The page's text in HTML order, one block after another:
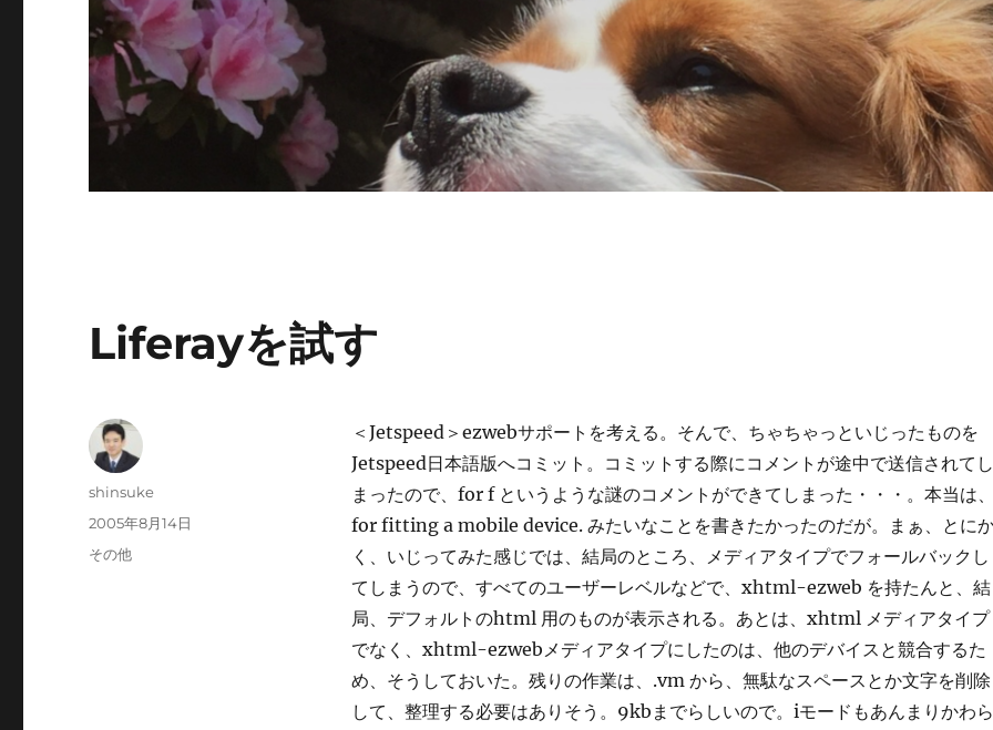
Liferayを試す
＜Jetspeed＞ezwebサポートを考える。そんで、ちゃちゃっといじったものを
Jetspeed日本語版へコミット。コミットする際にコメントが途中で送信されてし
まったので、for f というような謎のコメントができてしまった・・・。本当は
for fitting a mobile device. みたいなことを書きたかったのだが。まぁ、とに
く、いじってみた感じでは、結局のところ、メディアタイプでフォールバックし
てしまうので、すべてのユーザーレベルなどで、xhtml-ezweb を持たんと、結
局、デフォルトのhtml 用のものが表示される。あとは、xhtml メディアタイプ
でなく、xhtml-ezwebメディアタイプにしたのは、他のデバイスと競合するた
め、そうしておいた。残りの作業は、.vm から、無駄なスペースとか文字を削除
して、整理する必要はありそう。9kbまでらしいので。iモードもあんまりかわら
投
shinsuke
投
2005年8月14日
カ
その他